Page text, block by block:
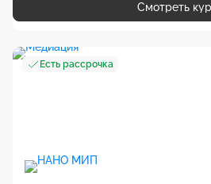
Смотреть
Есть рассрочка